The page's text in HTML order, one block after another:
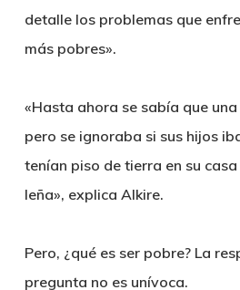
detalle los problemas que
más pobres».
«Hasta ahora se sabía que
pero se ignoraba si sus hijos
tenían piso de tierra en su
leña», explica Alkire.
Pero, ¿qué es ser pobre? La
pregunta no es unívoca.